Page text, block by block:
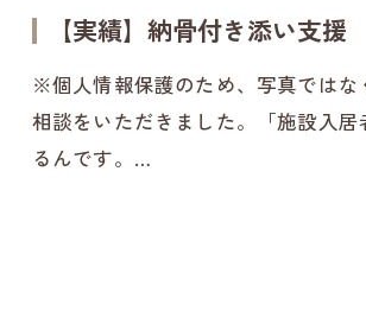
【実績】納骨付き添い支援
※個人情報保護のため、写真では
相談をいただきました。「施設入
るんです。…